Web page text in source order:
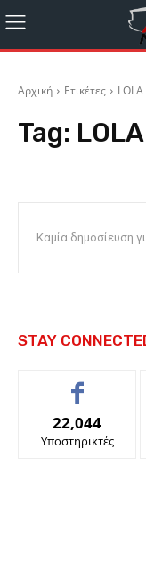
Αρχική Ετικέτες
Tag:
Καμία δημοσίευση
STAY
22,044
Υποστηρικτές